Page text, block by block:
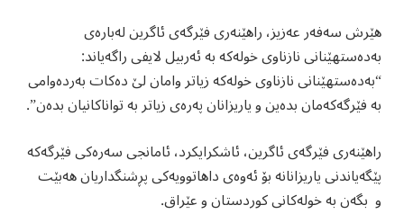
هێرش سەفەر عەزیز، راهێنەری فێرگەی ئاگرین لەبارەی
بەدەستهێنانی نازناوی خولەکە بە ئەربیل لایفی راگەیاند:
“بەدەستهێنانی نازناوی خولەکە زیاتر وامان لێ دەکات بەردەوامی
بە فێرگەکەمان بدەین و یاریزانان پەرەی زیاتر بە تواناکانیان بدەن”.
راهێنەری فێرگەی ئاگرین، ئاشکرایکرد، ئامانجی سەرەکی فێرگەکە
پێگەیاندنی یاریزانانە بۆ ئەوەی داهاتوویەکی پڕشنگداریان هەبێت
و بگەن بە خولەکانی کوردستان و عێراق.